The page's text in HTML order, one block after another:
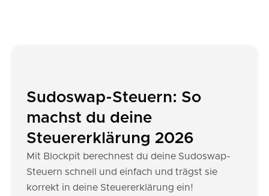
Sudoswap-Steuern: So
machst du deine
Steuererklärung 2026
Mit Blockpit berechnest du deine Sudoswap-
Steuern schnell und einfach und trägst sie
korrekt in deine Steuererklärung ein!